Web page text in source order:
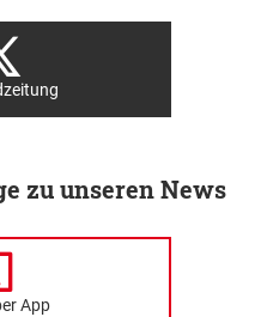
zu unseren News
App